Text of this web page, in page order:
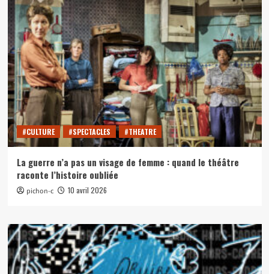
#CULTURE #SPECTACLES #THEATRE
La guerre n’a pas un visage de femme : quand le théâtre
raconte l’histoire oubliée
pichon-c 10 avril 2026